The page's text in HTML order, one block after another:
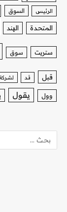
الرئيس السوق
المتحدة الهند
ستريت سوق
قبل قد لشركة
وول يقول